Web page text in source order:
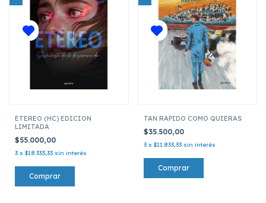
ETEREO (HC) EDICION
LIMITADA
$55.000,00
3 x $18.333,33 sin interés
TAN RAPIDO COMO QUIERAS
$35.500,00
3 x $11.833,33 sin interés